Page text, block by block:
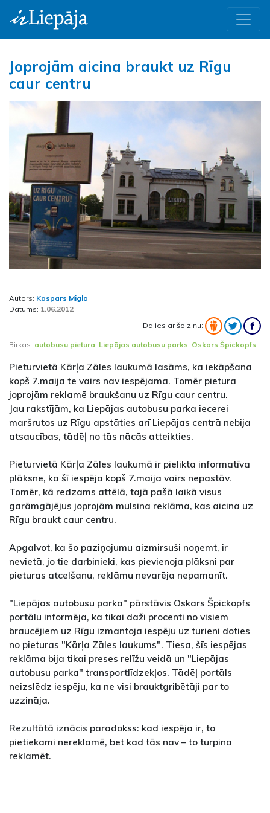
Joprojām aicina braukt uz Rīgu
caur centru
Autors: Kaspars Migla
Datums: 1.06.2012
Dalies ar šo ziņu:
Birkas: autobusu pietura, Liepājas autobusu parks, Oskars Špickopfs
Pieturvietā Kārļa Zāles laukumā lasāms, ka iekāpšana
kopš 7.maija te vairs nav iespējama. Tomēr pietura
joprojām reklamē braukšanu uz Rīgu caur centru.
Jau rakstījām, ka Liepājas autobusu parka iecerei
maršrutos uz Rīgu apstāties arī Liepājas centrā nebija
atsaucības, tādēļ no tās nācās atteikties.
Pieturvietā Kārļa Zāles laukumā ir pielikta informatīva
plāksne, ka šī iespēja kopš 7.maija vairs nepastāv.
Tomēr, kā redzams attēlā, tajā pašā laikā visus
garāmgājējus joprojām mulsina reklāma, kas aicina uz
Rīgu braukt caur centru.
Apgalvot, ka šo paziņojumu aizmirsuši noņemt, ir
nevietā, jo tie darbinieki, kas pievienoja plāksni par
pieturas atcelšanu, reklāmu nevarēja nepamanīt.
"Liepājas autobusu parka" pārstāvis Oskars Špickopfs
portālu informēja, ka tikai daži procenti no visiem
braucējiem uz Rīgu izmantoja iespēju uz turieni doties
no pieturas "Kārļa Zāles laukums". Tiesa, šīs iespējas
reklāma bija tikai preses relīžu veidā un "Liepājas
autobusu parka" transportlīdzekļos. Tādēļ portāls
neizslēdz iespēju, ka ne visi brauktgribētāji par to
uzzināja.
Rezultātā iznācis paradokss: kad iespēja ir, to
pietiekami nereklamē, bet kad tās nav – to turpina
reklamēt.